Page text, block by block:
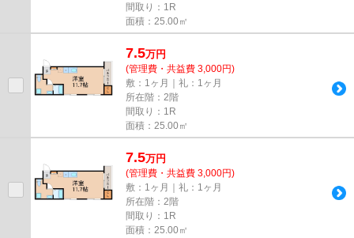
間取り：1R
面積：25.00㎡
7.5万円
(管理費・共益費 3,000円)
敷：1ヶ月｜礼：1ヶ月
所在階：2階
間取り：1R
面積：25.00㎡
7.5万円
(管理費・共益費 3,000円)
敷：1ヶ月｜礼：1ヶ月
所在階：2階
間取り：1R
面積：25.00㎡